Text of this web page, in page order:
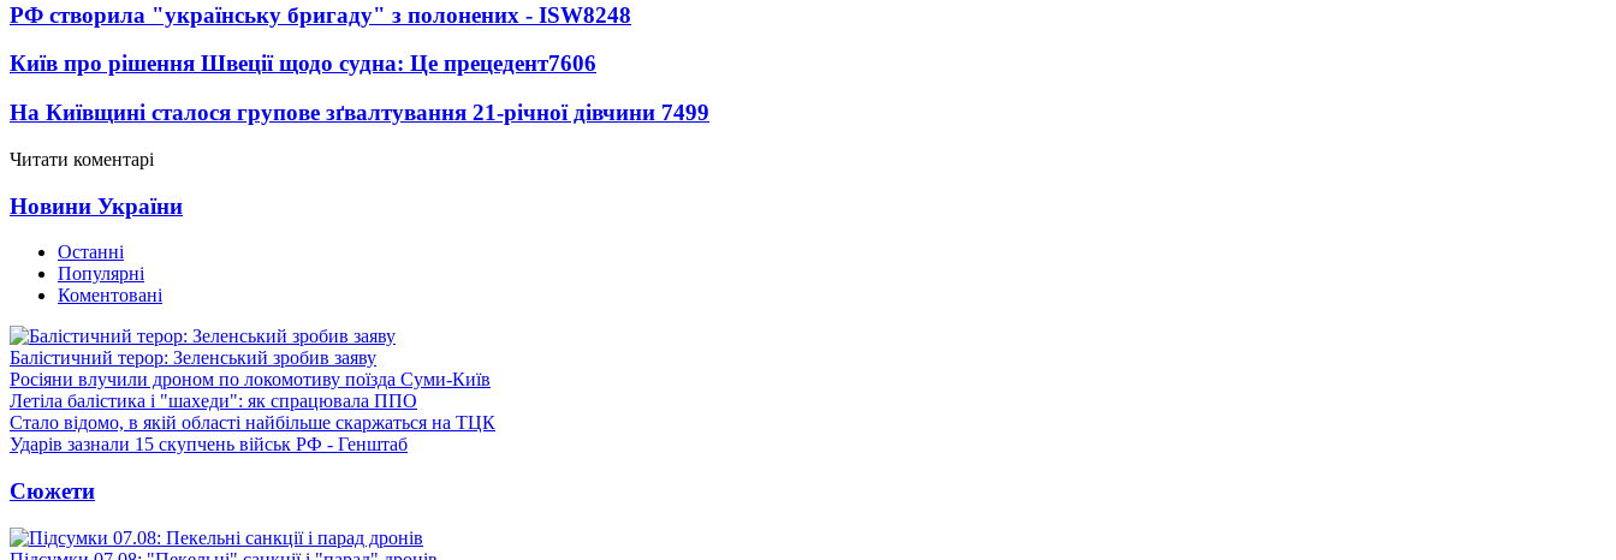
РФ створила "українську бригаду" з полонених - ISW8248
Київ про рішення Швеції щодо судна: Це прецедент7606
На Київщині сталося групове зґвалтування 21-річної дівчини 7499
Читати коментарі
Новини України
Останні
Популярні
Коментовані
Балістичний терор: Зеленський зробив заяву
Росіяни влучили дроном по локомотиву поїзда Суми-Київ
Летіла балістика і "шахеди": як спрацювала ППО
Стало відомо, в якій області найбільше скаржаться на ТЦК
Ударів зазнали 15 скупчень військ РФ - Генштаб
Сюжети